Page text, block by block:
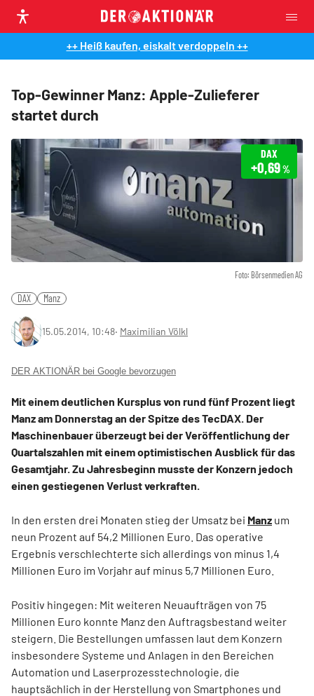
++ Heiß kaufen, eiskalt verdoppeln ++
Top-Gewinner Manz: Apple-Zulieferer
startet durch
Foto: Börsenmedien AG
DAX
+0,69%
DAX Manz
15.05.2014, 10:48‧ Maximilian Völkl
DER AKTIONÄR bei Google bevorzugen
Mit einem deutlichen Kursplus von rund fünf Prozent liegt
Manz am Donnerstag an der Spitze des TecDAX. Der
Maschinenbauer überzeugt bei der Veröffentlichung der
Quartalszahlen mit einem optimistischen Ausblick für das
Gesamtjahr. Zu Jahresbeginn musste der Konzern jedoch
einen gestiegenen Verlust verkraften.
In den ersten drei Monaten stieg der Umsatz bei Manz um
neun Prozent auf 54,2 Millionen Euro. Das operative
Ergebnis verschlechterte sich allerdings von minus 1,4
Millionen Euro im Vorjahr auf minus 5,7 Millionen Euro.
Positiv hingegen: Mit weiteren Neuaufträgen von 75
Millionen Euro konnte Manz den Auftragsbestand weiter
steigern. Die Bestellungen umfassen laut dem Konzern
insbesondere Systeme und Anlagen in den Bereichen
Automation und Laserprozesstechnologie, die
hauptsächlich in der Herstellung von Smartphones und